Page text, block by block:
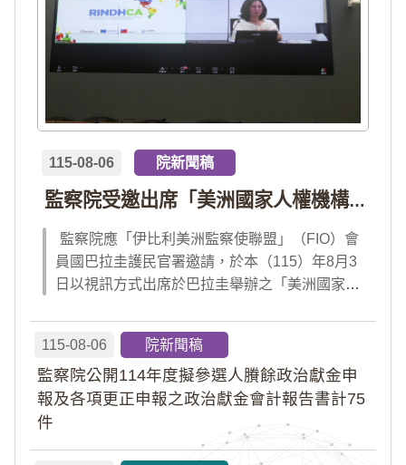
監察院受邀出席「美洲國家人權機構網絡」年會 分享我國氣候災害防治經驗 打造國際永續韌性
115-08-06 院新聞稿
監察院應「伊比利美洲監察使聯盟」（FIO）會
員國巴拉圭護民官署邀請，於本（115）年8月3
日以視訊方式出席於巴拉圭舉辦之「美洲國家人
報告，就美洲地區環境災害、氣候緊急狀態與人
權風險等議題，與拉美地區監察機構、護民官署
及紅十字國際委員會、原住民社區支持組織...
115-08-06 院新聞稿
監察院公開114年度擬參選人賸餘政治獻金申
報及各項更正申報之政治獻金會計報告書計75
件